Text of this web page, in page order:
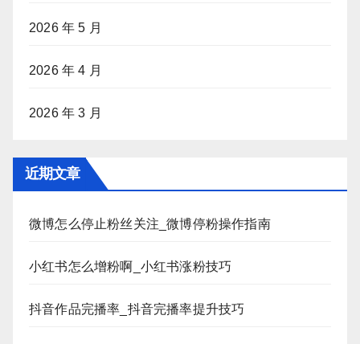
2026 年 5 月
2026 年 4 月
2026 年 3 月
近期文章
微博怎么停止粉丝关注_微博停粉操作指南
小红书怎么增粉啊_小红书涨粉技巧
抖音作品完播率_抖音完播率提升技巧